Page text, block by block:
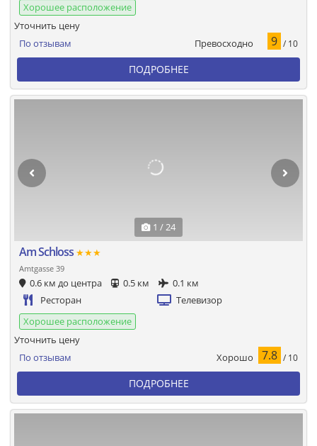
Хорошее расположение
По отзывам Превосходно 9 / 10
Уточнить цену
ПОДРОБНЕЕ
1 / 24
Am Schloss ★★★
Amtgasse 39
0.6 км до центра 0.5 км
0.1 км
Ресторан
Телевизор
Хорошее расположение
По отзывам Хорошо 7.8 / 10
Уточнить цену
ПОДРОБНЕЕ